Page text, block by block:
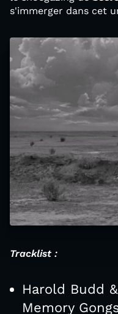
s'immerger dans cet
Tracklist :
Harold Budd
Memory